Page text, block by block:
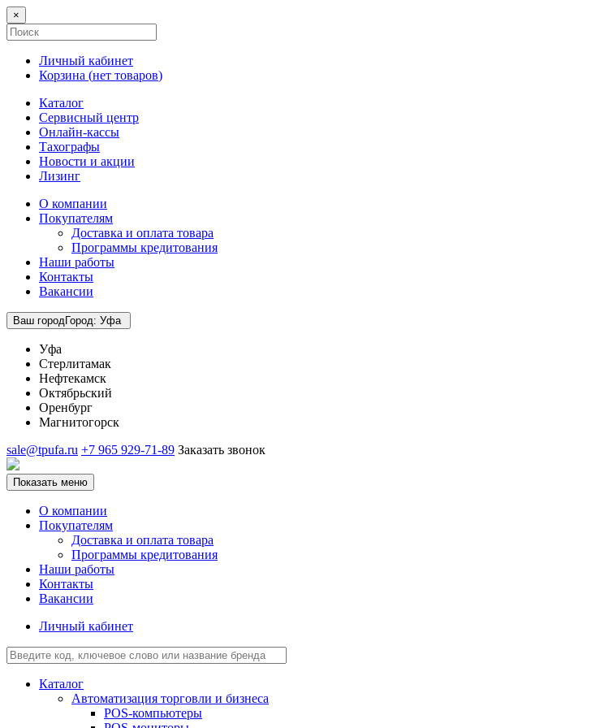
×
Личный кабинет
Корзина (нет товаров)
Каталог
Сервисный центр
Онлайн-кассы
Тахографы
Новости и акции
Лизинг
О компании
Покупателям
Доставка и оплата товара
Программы кредитования
Наши работы
Контакты
Вакансии
Ваш городГород: Уфа
Уфа
Стерлитамак
Нефтекамск
Октябрьский
Оренбург
Магнитогорск
sale@tpufa.ru +7 965 929-71-89 Заказать звонок
Показать меню
О компании
Покупателям
Доставка и оплата товара
Программы кредитования
Наши работы
Контакты
Вакансии
Личный кабинет
Каталог
Автоматизация торговли и бизнеса
POS-компьютеры